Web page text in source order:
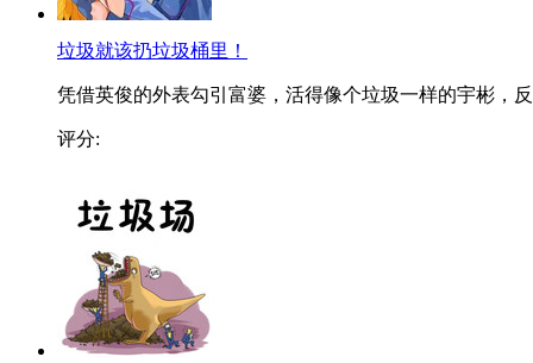
垃圾就该扔垃圾桶里！
凭借英俊的外表勾引富婆，活得像个垃圾一样的宇彬，
评分: